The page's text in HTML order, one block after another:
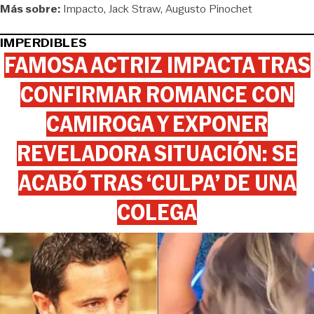
Más sobre: Impacto Jack Straw Augusto Pinochet
IMPERDIBLES
FAMOSA ACTRIZ IMPACTA TRAS
CONFIRMAR ROMANCE CON
CAMIROGA Y EXPONER
REVELADORA SITUACIÓN: SE
ACABÓ TRAS ‘CULPA’ DE UNA
COLEGA